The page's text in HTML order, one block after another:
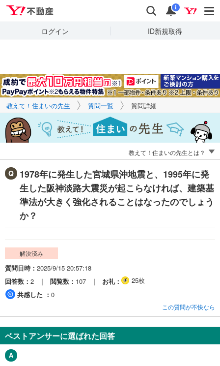
検索 通知
i
ログイン ID新規取得
キーワードで
質問を探す
教えて！住まいの先生 質問一覧 質問詳細
教えて！住まいの先生とは？
1978年に発生した宮城県沖地震と、1995年に発
生した阪神淡路大震災が起こらなければ、建築基
準法が大きく強化されることはなったのでしょう
か？
解決済み
質問日時
2025/9/15 20:57:18
回答数
2 閲覧数 107 お礼
25枚
共感した
0
この質問が不快なら
ベストアンサーに選ばれた回答